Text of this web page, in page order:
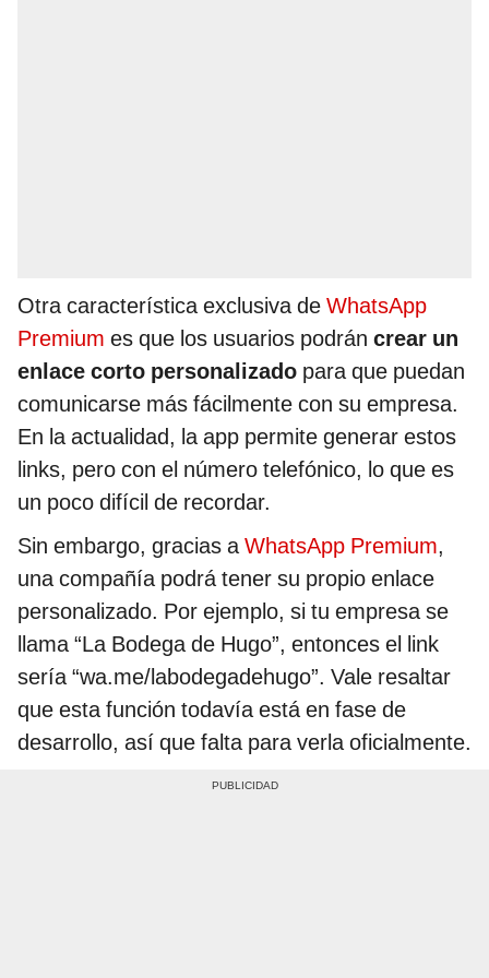
Otra característica exclusiva de WhatsApp
Premium es que los usuarios podrán crear un
enlace corto personalizado para que puedan
comunicarse más fácilmente con su empresa.
En la actualidad, la app permite generar estos
links, pero con el número telefónico, lo que es
un poco difícil de recordar.
Sin embargo, gracias aWhatsApp Premium,
una compañía podrá tener su propio enlace
personalizado. Por ejemplo, si tu empresa se
llama “La Bodega de Hugo”, entonces el link
sería “wa.me/labodegadehugo”. Vale resaltar
que esta función todavía está en fase de
desarrollo, así que falta para verla oficialmente.